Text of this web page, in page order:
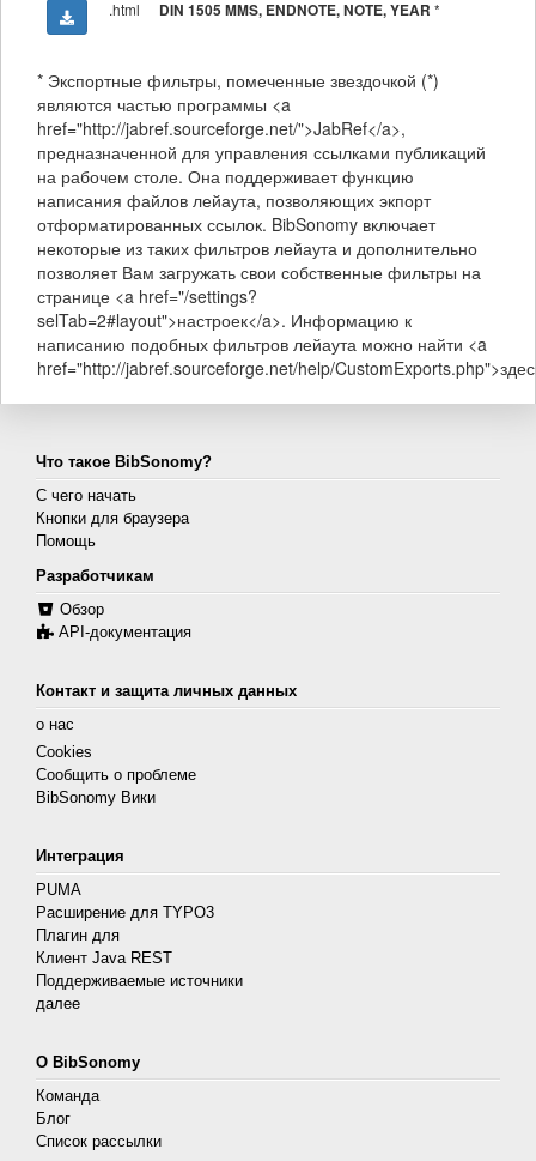
.html DIN 1505 MMS, ENDNOTE, NOTE, YEAR *
* Экспортные фильтры, помеченные звездочкой (*)
являются частью программы <a
href="http://jabref.sourceforge.net/">JabRef</a>,
предназначенной для управления ссылками публикаций
на рабочем столе. Она поддерживает функцию
написания файлов лейаута, позволяющих экпорт
отформатированных ссылок. BibSonomy включает
некоторые из таких фильтров лейаута и дополнительно
позволяет Вам загружать свои собственные фильтры на
странице <a href="/settings?
selTab=2#layout">настроек</a>. Информацию к
написанию подобных фильтров лейаута можно найти <a
href="http://jabref.sourceforge.net/help/
Что такое BibSonomy?
С чего начать
Кнопки для браузера
Помощь
Разработчикам
Обзор
API-документация
Контакт и защита личных данных
о нас
Cookies
Сообщить о проблеме
BibSonomy Вики
Интеграция
PUMA
Расширение для TYPO3
Плагин для
Клиент Java REST
Поддерживаемые источники
далее
О BibSonomy
Команда
Блог
Список рассылки